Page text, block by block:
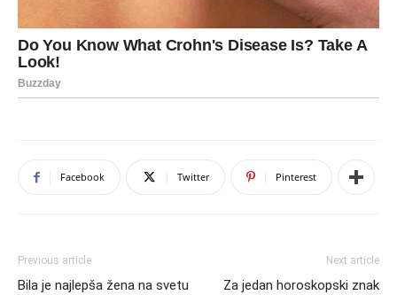
Facebook Twitter Pinterest
Previous article
Bila je najlepša žena na svetu
Next article
Za jedan horoskopski znak